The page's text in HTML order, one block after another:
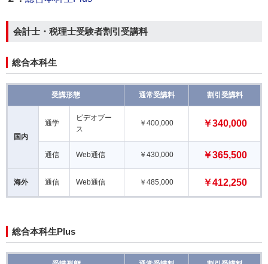
会計士・税理士受験者割引受講料
総合本科生
受講形態 通常受講料 割引受講料
国内
通学
ビデオブー
ス
￥400,000 ￥340,000
通信 Web通信 ￥430,000 ￥365,500
海外 通信 Web通信 ￥485,000 ￥412,250
総合本科生Plus